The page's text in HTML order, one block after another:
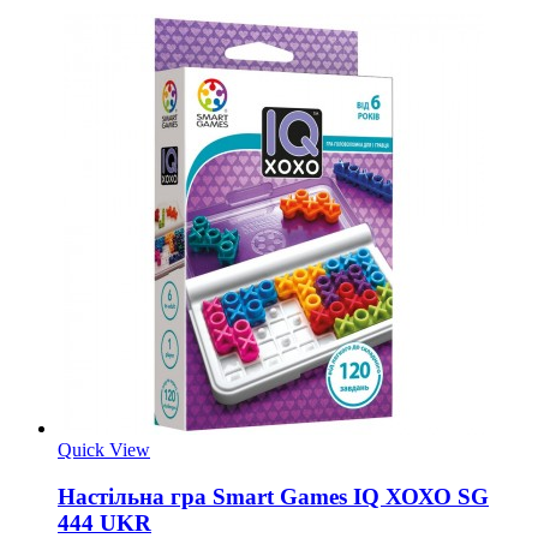
Quick View
Настільна гра Smart Games IQ ХОХО SG
444 UKR